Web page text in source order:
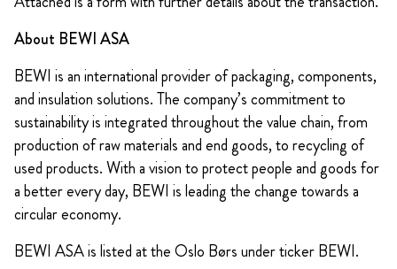
About BEWI ASA
BEWI is an international provider of packaging, components,
and insulation solutions. The company’s commitment to
sustainability is integrated throughout the value chain, from
production of raw materials and end goods, to recycling of
used products. With a vision to protect people and goods for
a better every day, BEWI is leading the change towards a
circular economy.
BEWI ASA is listed at the Oslo Børs under ticker BEWI.